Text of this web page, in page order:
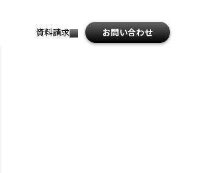
資料請求file_download お問い合わせ